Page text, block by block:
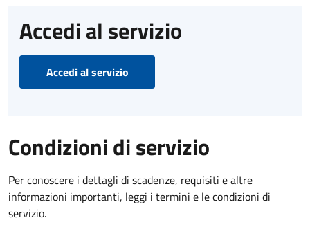
Accedi al servizio
Accedi al servizio
Condizioni di servizio
Per conoscere i dettagli di scadenze, requisiti e altre
informazioni importanti, leggi i termini e le condizioni di
servizio.